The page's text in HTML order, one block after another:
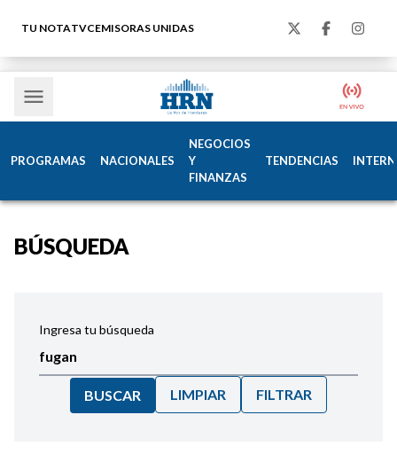
TU NOTATVCEMISORAS UNIDAS
PROGRAMAS NACIONALES
NEGOCIOS
Y
FINANZAS
TENDENCIAS
BÚSQUEDA
Ingresa tu búsqueda
BUSCAR LIMPIAR FILTRAR